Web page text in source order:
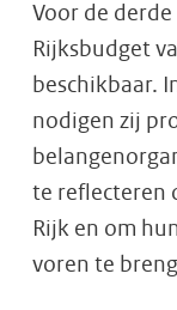
Voor de
Rijksbudget
beschikbaar.
nodigen zij
te reflecteren
Rijk en om
voren te